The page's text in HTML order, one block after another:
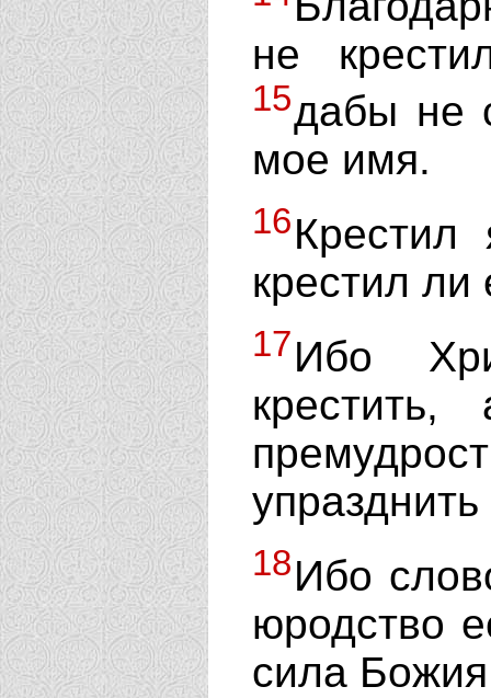
не
15дабы не
мое имя.
16
крестил
17Ибо
18Ибо
юродство
сила